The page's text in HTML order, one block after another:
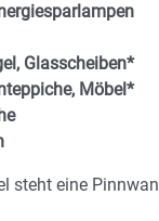
Glasscheiben*
Möbel*
steht eine